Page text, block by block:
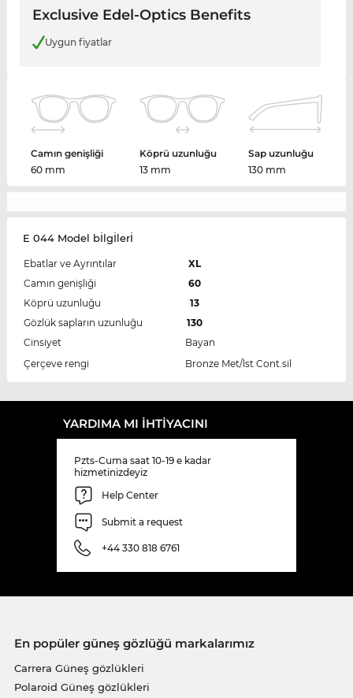
Exclusive Edel-Optics Benefits
Uygun fiyatlar
Camın genişliği
60 mm
Köprü uzunluğu
13 mm
Sap uzunluğu
130 mm
E 044 Model bİlgİlerİ
Ebatlar ve Ayrıntılar
XL
Camın genişliği
60
Köprü uzunluğu
13
Gözlük sapların uzunluğu
130
Cinsiyet
Bayan
Çerçeve rengi
Bronze Met/lst Cont.sil
YARDIMA MI IHTIYACINI
Pzts-Cuma saat 10-19 e kadar
hizmetinizdeyiz
Help Center
Submit a request
+44 330 818 6761
En popüler güneş gözlüğü markalarımız
Carrera Güneş gözlükleri
Polaroid Güneş gözlükleri